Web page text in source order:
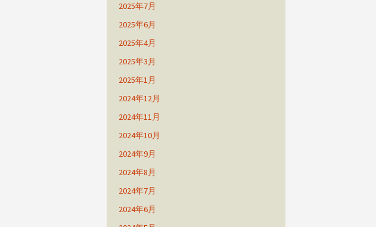
2025年7月
2025年6月
2025年4月
2025年3月
2025年1月
2024年12月
2024年11月
2024年10月
2024年9月
2024年8月
2024年7月
2024年6月